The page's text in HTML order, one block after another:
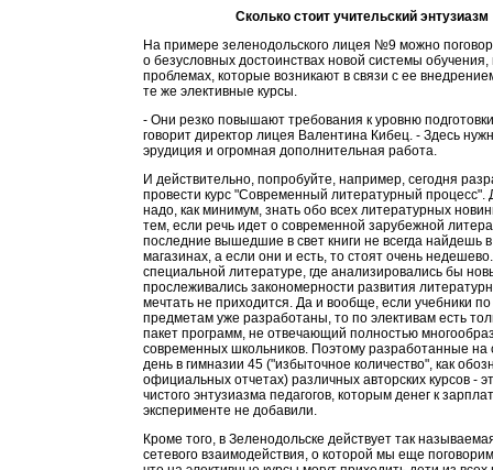
Сколько стоит учительский энтузиазм
На примере зеленодольского лицея №9 можно
о безусловных достоинствах новой системы обучения,
проблемах, которые возникают в связи с ее
те же элективные курсы.
- Они резко повышают требования к уровню
говорит директор лицея Валентина Кибец. - Здесь
эрудиция и огромная дополнительная работа.
И действительно, попробуйте, например, сегодня
провести курс "Современный литературный процесс".
надо, как минимум, знать обо всех литературных
тем, если речь идет о современной зарубежной
последние вышедшие в свет книги не всегда найдешь
магазинах, а если они и есть, то стоят очень
специальной литературе, где анализировались бы
прослеживались закономерности развития
мечтать не приходится. Да и вообще, если учебники
предметам уже разработаны, то по элективам есть
пакет программ, не отвечающий полностью
современных школьников. Поэтому разработанные на
день в гимназии 45 ("избыточное количество", как
официальных отчетах) различных авторских курсов -
чистого энтузиазма педагогов, которым денег к
эксперименте не добавили.
Кроме того, в Зеленодольске действует так
сетевого взаимодействия, о которой мы еще